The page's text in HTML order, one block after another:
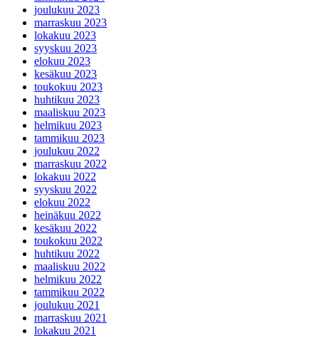
joulukuu 2023
marraskuu 2023
lokakuu 2023
syyskuu 2023
elokuu 2023
kesäkuu 2023
toukokuu 2023
huhtikuu 2023
maaliskuu 2023
helmikuu 2023
tammikuu 2023
joulukuu 2022
marraskuu 2022
lokakuu 2022
syyskuu 2022
elokuu 2022
heinäkuu 2022
kesäkuu 2022
toukokuu 2022
huhtikuu 2022
maaliskuu 2022
helmikuu 2022
tammikuu 2022
joulukuu 2021
marraskuu 2021
lokakuu 2021